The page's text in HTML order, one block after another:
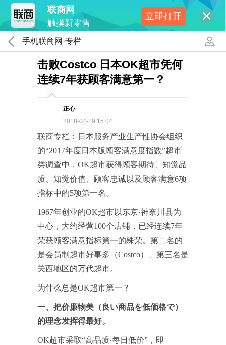
联商网
触摸新零售
立即打开
手机联商网·专栏
击败Costco 日本OK超市凭何
连续7年获顾客满意第一？
正心
2018-04-19 15:04
联商专栏：日本服务产业生产性协会组织
的“2017年度日本版顾客满意度指数”超市
类调查中，OK超市获得顾客期待、知觉品
质、知觉价值、顾客忠诚以及顾客满意6项
指标中的5项第一名。
1967年创业的OK超市以东京·神奈川县为
中心，大约经营100个店铺，已经连续7年
荣获顾客满意指标第一的殊荣。第二名的
是会员制超市好事多（Costco）、第三名是
关西地区的万代超市。
为什么总是OK超市第一？
一、把价廉物美（良い商品を低価格で）
的理念发挥得最好。
OK超市采取“高品质·每日低价”，即